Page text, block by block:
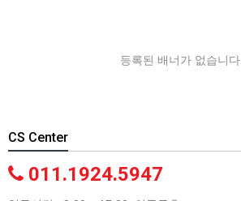
등록된 배너가 없습니다.
CS Center
011.1924.5947